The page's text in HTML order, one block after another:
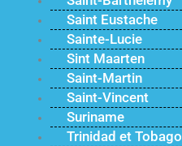
Saint Eustache
Sainte-Lucie
Sint Maarten
Saint-Martin
Saint-Vincent
Suriname
Trinidad et Tobago